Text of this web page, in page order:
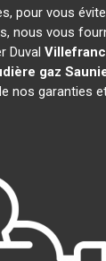
pour vous
nous vous
Duval
gaz
nos garanties